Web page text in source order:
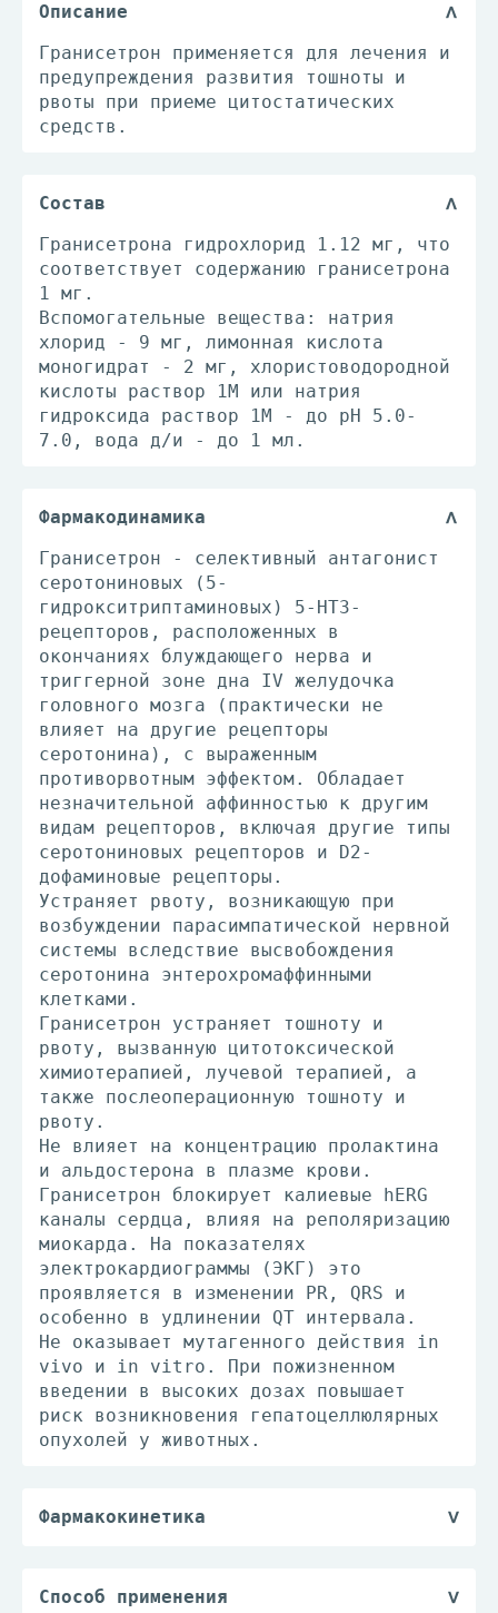
Описание
Гранисетрон применяется для лечения и
предупреждения развития тошноты и
рвоты при приеме цитостатических
средств.
Состав
Гранисетрона гидрохлорид 1.12 мг, что
соответствует содержанию гранисетрона
1 мг.
Вспомогательные вещества: натрия
хлорид - 9 мг, лимонная кислота
моногидрат - 2 мг, хлористоводородной
кислоты раствор 1М или натрия
гидроксида раствор 1М - до pH 5.0-
7.0, вода д/и - до 1 мл.
Фармакодинамика
Гранисетрон - селективный антагонист
серотониновых (5-
гидрокситриптаминовых) 5-НТ3-
рецепторов, расположенных в
окончаниях блуждающего нерва и
триггерной зоне дна IV желудочка
головного мозга (практически не
влияет на другие рецепторы
серотонина), с выраженным
противорвотным эффектом. Обладает
незначительной аффинностью к другим
видам рецепторов, включая другие типы
серотониновых рецепторов и D2-
дофаминовые рецепторы.
Устраняет рвоту, возникающую при
возбуждении парасимпатической нервной
системы вследствие высвобождения
серотонина энтерохромаффинными
клетками.
Гранисетрон устраняет тошноту и
рвоту, вызванную цитотоксической
химиотерапией, лучевой терапией, а
также послеоперационную тошноту и
рвоту.
Не влияет на концентрацию пролактина
и альдостерона в плазме крови.
Гранисетрон блокирует калиевые hERG
каналы сердца, влияя на реполяризацию
миокарда. На показателях
электрокардиограммы (ЭКГ) это
проявляется в изменении PR, QRS и
особенно в удлинении QT интервала.
Не оказывает мутагенного действия in
vivo и in vitro. При пожизненном
введении в высоких дозах повышает
риск возникновения гепатоцеллюлярных
опухолей у животных.
Фармакокинетика
и тканям (включая плазму и
Способ применения